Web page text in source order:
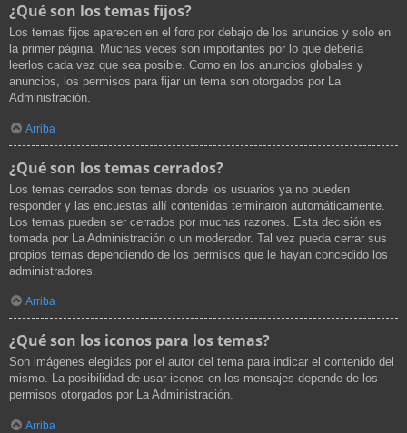
¿Qué son los temas fijos?
Los temas fijos aparecen en el foro por debajo de los anuncios y solo en
la primer página. Muchas veces son importantes por lo que debería
leerlos cada vez que sea posible. Como en los anuncios globales y
anuncios, los permisos para fijar un tema son otorgados por La
Administración.
Arriba
¿Qué son los temas cerrados?
Los temas cerrados son temas donde los usuarios ya no pueden
responder y las encuestas allí contenidas terminaron automáticamente.
Los temas pueden ser cerrados por muchas razones. Esta decisión es
tomada por La Administración o un moderador. Tal vez pueda cerrar sus
propios temas dependiendo de los permisos que le hayan concedido los
administradores.
Arriba
¿Qué son los iconos para los temas?
Son imágenes elegidas por el autor del tema para indicar el contenido del
mismo. La posibilidad de usar iconos en los mensajes depende de los
permisos otorgados por La Administración.
Arriba